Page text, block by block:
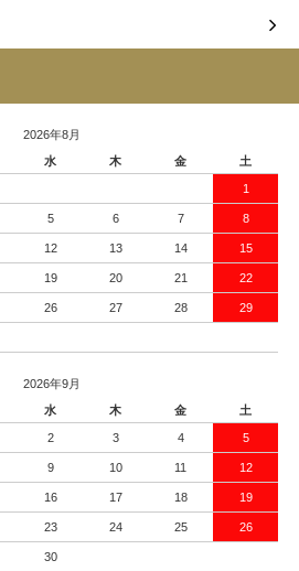
2026年8月
水 木 金 土
1
5 6 7 8
12 13 14 15
19 20 21 22
26 27 28 29
2026年9月
水 木 金 土
2 3 4 5
9 10 11 12
16 17 18 19
23 24 25 26
30